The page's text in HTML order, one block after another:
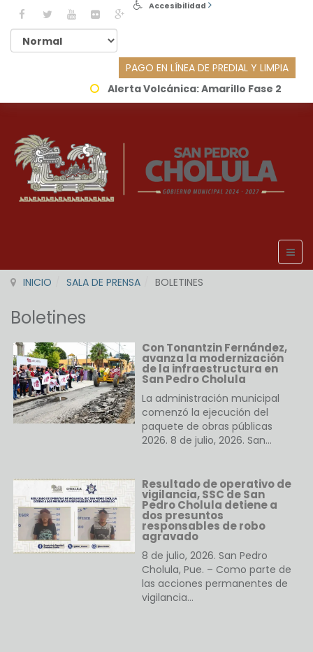
Accesibilidad
PAGO EN LÍNEA DE PREDIAL Y LIMPIA
Alerta Volcánica:Amarillo Fase 2
INICIO SALA DE PRENSA BOLETINES
Boletines
Con Tonantzin Fernández,
avanza la modernización
de la infraestructura en
San Pedro Cholula
La administración municipal
comenzó la ejecución del
paquete de obras públicas
2026. 8 de julio, 2026. San…
Resultado de operativo de
vigilancia, SSC de San
Pedro Cholula detiene a
dos presuntos
responsables de robo
agravado
8 de julio, 2026. San Pedro
Cholula, Pue. – Como parte de
las acciones permanentes de
vigilancia…